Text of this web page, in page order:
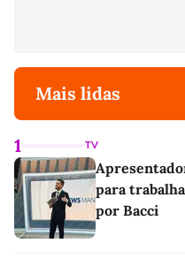
Mais lidas
1 TV
para
por Bacci